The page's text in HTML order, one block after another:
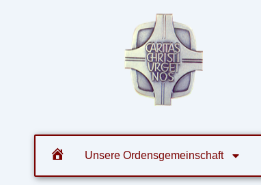
Unsere Ordensgemeinschaft